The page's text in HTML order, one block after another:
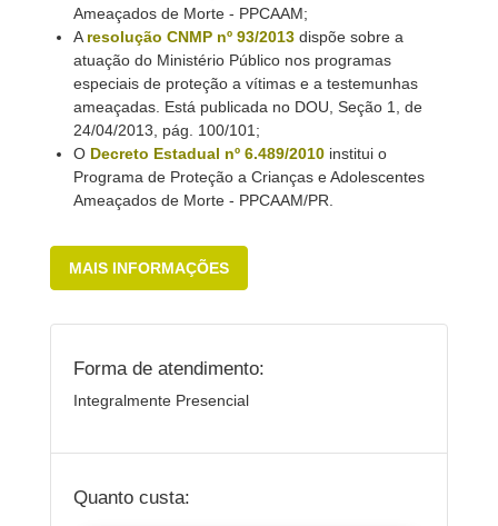
Ameaçados de Morte - PPCAAM;
A resolução CNMP nº 93/2013 dispõe sobre a
atuação do Ministério Público nos programas
especiais de proteção a vítimas e a testemunhas
ameaçadas. Está publicada no DOU, Seção 1, de
24/04/2013, pág. 100/101;
O Decreto Estadual nº 6.489/2010 institui o
Programa de Proteção a Crianças e Adolescentes
Ameaçados de Morte - PPCAAM/PR.
MAIS INFORMAÇÕES
Forma de atendimento:
Integralmente Presencial
Quanto custa: